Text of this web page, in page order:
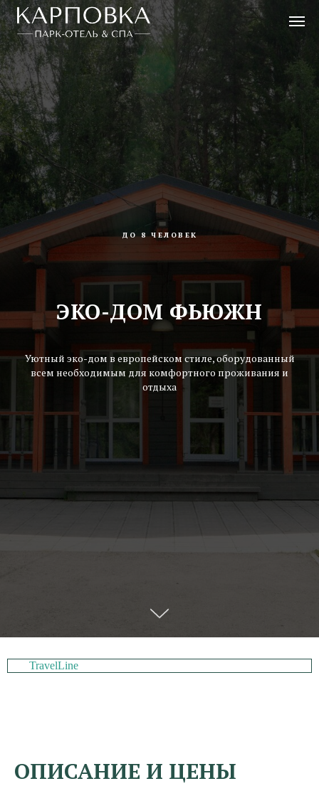
ДО 8 ЧЕЛОВЕК
ЭКО-ДОМ ФЬЮЖН
Уютный эко-дом в европейском стиле, оборудованный
всем необходимым для комфортного проживания и
отдыха
TravelLine
ОПИСАНИЕ И ЦЕНЫ